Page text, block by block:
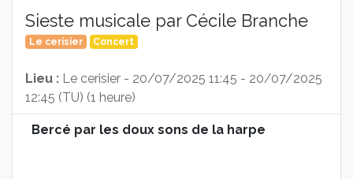
Sieste musicale par Cécile Branche
Le cerisier Concert
Lieu : Le cerisier - 20/07/2025 11:45 - 20/07/2025
12:45 (TU) (1 heure)
Bercé par les doux sons de la harpe